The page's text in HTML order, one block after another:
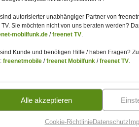
autorisierter unabhängiger Partner von
TV. Sie möchten nicht von uns beraten werden?
mobilfunk.de /freenet TV
Kunde und benötigen Hilfe / haben Fragen?
freenetmobile /freenet Mobilfunk /freenet TV
Alle akzeptieren
Cookie-RichtlinieDatenschutz